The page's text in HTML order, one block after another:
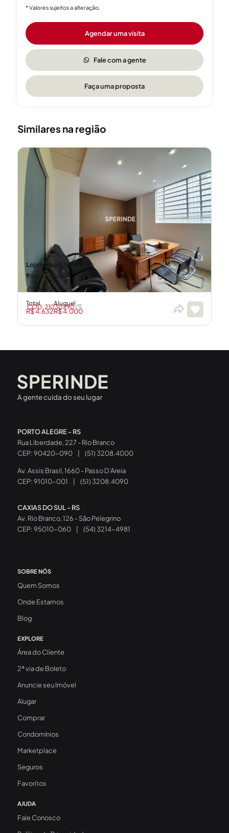
* Valores sujeitos a alteração.
Agendar uma visita
Fale com a gente
Faça uma proposta
Similares na região
Loja no bairro Pio X
Rua Garibaldi
129m²
Total
R$ 4.632
Aluguel
R$ 4.000
CÓD: 21030290
A gente cuida do seu lugar
PORTO ALEGRE - RS
Rua Liberdade, 227 - Rio Branco
CEP: 90420-090
(51) 3208.4000
Av. Assis Brasil, 1660 - Passo D’Areia
CEP: 91010-001
| (51) 3208.4090
CAXIAS DO SUL - RS
Av. Rio Branco, 126 - São Pelegrino
CEP: 95010-060
(54) 3214-4981
SOBRE NÓS
Quem Somos
Onde Estamos
Blog
EXPLORE
Área do Cliente
2ª via de Boleto
Anuncie seu Imóvel
Alugar
Comprar
Condomínios
Marketplace
Seguros
Favoritos
AJUDA
Fale Conosco